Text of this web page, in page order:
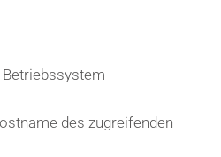
des zugreifenden